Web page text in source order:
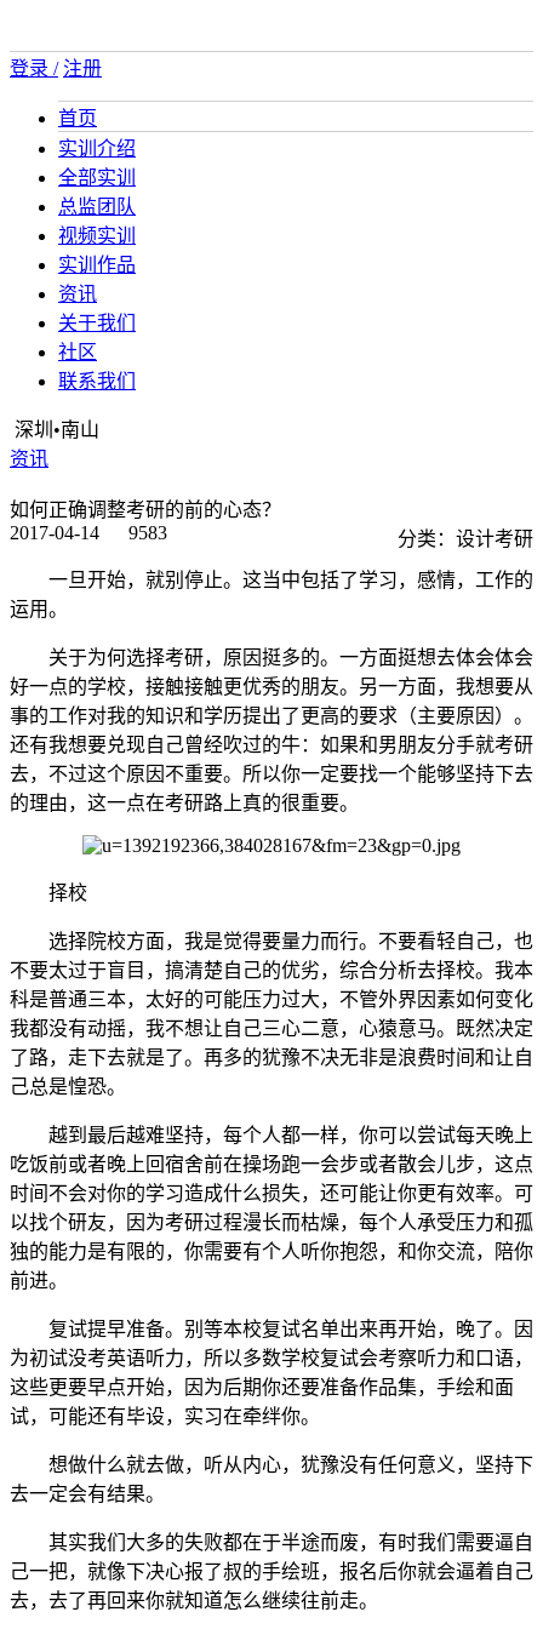
登录 / 注册
首页
实训介绍
全部实训
总监团队
视频实训
实训作品
资讯
关于我们
社区
联系我们
深圳•南山
资讯
如何正确调整考研的前的心态？
2017-04-14
9583
分类：设计考研
一旦开始，就别停止。这当中包括了学习，感情，工作的
运用。
关于为何选择考研，原因挺多的。一方面挺想去体会体会
好一点的学校，接触接触更优秀的朋友。另一方面，我想要从
事的工作对我的知识和学历提出了更高的要求（主要原因）。
还有我想要兑现自己曾经吹过的牛：如果和男朋友分手就考研
去，不过这个原因不重要。所以你一定要找一个能够坚持下去
的理由，这一点在考研路上真的很重要。
择校
选择院校方面，我是觉得要量力而行。不要看轻自己，也
不要太过于盲目，搞清楚自己的优劣，综合分析去择校。我本
科是普通三本，太好的可能压力过大，不管外界因素如何变化
我都没有动摇，我不想让自己三心二意，心猿意马。既然决定
了路，走下去就是了。再多的犹豫不决无非是浪费时间和让自
己总是惶恐。
越到最后越难坚持，每个人都一样，你可以尝试每天晚上
吃饭前或者晚上回宿舍前在操场跑一会步或者散会儿步，这点
时间不会对你的学习造成什么损失，还可能让你更有效率。可
以找个研友，因为考研过程漫长而枯燥，每个人承受压力和孤
独的能力是有限的，你需要有个人听你抱怨，和你交流，陪你
前进。
复试提早准备。别等本校复试名单出来再开始，晚了。因
为初试没考英语听力，所以多数学校复试会考察听力和口语，
这些更要早点开始，因为后期你还要准备作品集，手绘和面
试，可能还有毕设，实习在牵绊你。
想做什么就去做，听从内心，犹豫没有任何意义，坚持下
去一定会有结果。
其实我们大多的失败都在于半途而废，有时我们需要逼自
己一把，就像下决心报了叔的手绘班，报名后你就会逼着自己
去，去了再回来你就知道怎么继续往前走。